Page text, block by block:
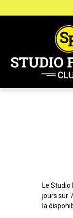
Le
jours sur
la